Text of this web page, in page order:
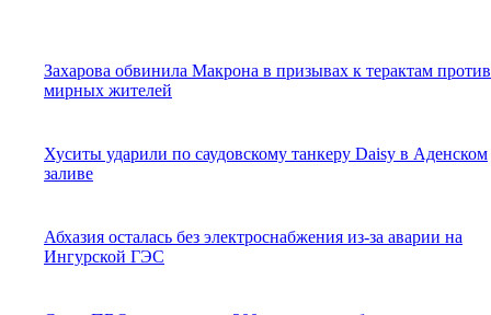
Захарова обвинила Макрона в призывах к терактам против
мирных жителей
Хуситы ударили по саудовскому танкеру Daisy в Аденском
заливе
Абхазия осталась без электроснабжения из-за аварии на
Ингурской ГЭС